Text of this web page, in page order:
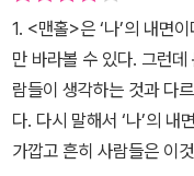
‘나’를 때린 파키를 찾아
이다. 기진이들이 그 파키
낼 때만 해도 나는 ‘살인’은 생각지도
없는 구멍 ‘나’에게 있어
가해한 것이다. 내가 그토
었고, 아버지가 사라지고
를 외면한다. 그나마 누나
와 함께 폭력을 당하면서
그 경험을 계속 이어나가
들어하는 사람을 감싸고
지 못했다. 여기서 가정폭
고 싶지 않았다. 집안을 그
은 내가 아는 가장 불쌍한
싶었다. 하지만 그러기 위
굴만 봐도 비쳐 보이는 폭
방차의 사이렌 소리만 들
가운 물을 끼얹어 다 소각
자에게는 한없이 가볍게
주의 시간을 보내고 나온
시간을 보낸다. 얼마 후,
는 어머니를 두고 집을 빠
마음 속 말로 글이 마무리
까?
사과를 요구할 줄 몰랐고,
엄마한테 나는 어떤 진심
건 고개숙이고 보는 그 모
극한다고 생각한다. 누나
고 결국 연극을 하기 위해
가 없어졌다고 생각했지
1. <맨홀>은 ‘나’의 내면
만 바라볼 수 있다. 그런데
람들이 생각하는 것과 다
다. 다시 말해서 ‘나’의 내
가깝고 흔히 사람들은 이